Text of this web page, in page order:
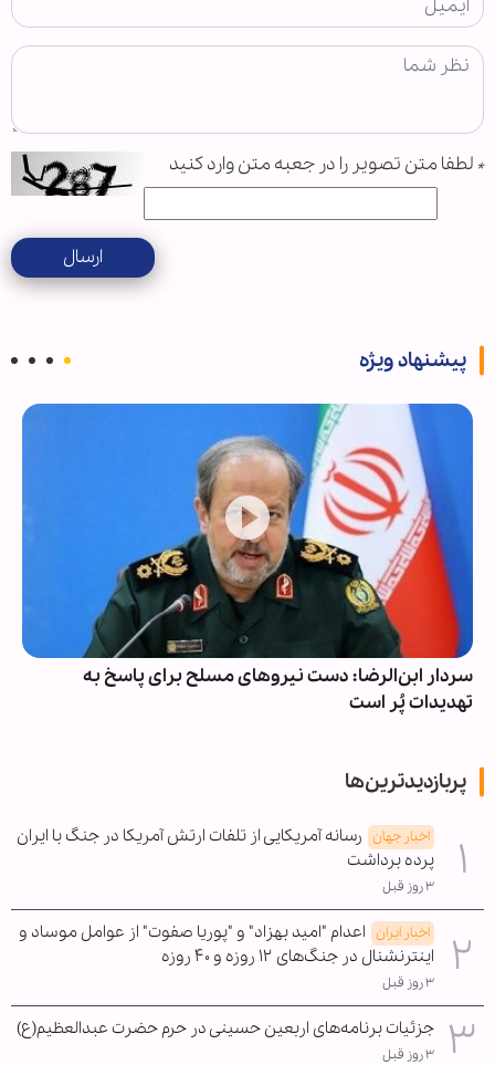
* لطفا متن تصویر را در جعبه متن وارد کنید
ارسال
پیشنهاد ویژه
سردار ابن‌الرضا: دست نیروهای مسلح برای پاسخ به
تهدیدات پُر است
پربازدیدترین‌ها
اخبار جهان رسانه آمریکایی از تلفات ارتش آمریکا در جنگ با ایران
پرده برداشت
۳ روز قبل
اخبار ایران اعدام "امید بهزاد" و "پوریا صفوت" از عوامل موساد و
اینترنشنال در جنگ‌های ۱۲ روزه و ۴۰ روزه
۳ روز قبل
جزئیات برنامه‌های اربعین حسینی در حرم حضرت عبدالعظیم(ع)
۳ روز قبل